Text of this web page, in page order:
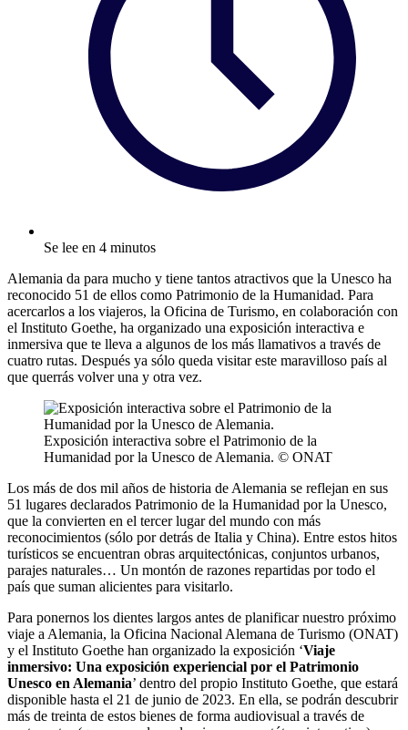
Se lee en 4 minutos
Alemania da para mucho y tiene tantos atractivos que la Unesco ha
reconocido 51 de ellos como Patrimonio de la Humanidad. Para
acercarlos a los viajeros, la Oficina de Turismo, en colaboración con
el Instituto Goethe, ha organizado una exposición interactiva e
inmersiva que te lleva a algunos de los más llamativos a través de
cuatro rutas. Después ya sólo queda visitar este maravilloso país al
que querrás volver una y otra vez.
Exposición interactiva sobre el Patrimonio de la
Humanidad por la Unesco de Alemania. © ONAT
Los más de dos mil años de historia de Alemania se reflejan en sus
51 lugares declarados Patrimonio de la Humanidad por la Unesco,
que la convierten en el tercer lugar del mundo con más
reconocimientos (sólo por detrás de Italia y China). Entre estos hitos
turísticos se encuentran obras arquitectónicas, conjuntos urbanos,
parajes naturales… Un montón de razones repartidas por todo el
país que suman alicientes para visitarlo.
Para ponernos los dientes largos antes de planificar nuestro próximo
viaje a Alemania, la Oficina Nacional Alemana de Turismo (ONAT)
y el Instituto Goethe han organizado la exposición ‘Viaje
inmersivo: Una exposición experiencial por el Patrimonio
Unesco en Alemania’ dentro del propio Instituto Goethe, que estará
disponible hasta el 21 de junio de 2023. En ella, se podrán descubrir
más de treinta de estos bienes de forma audiovisual a través de